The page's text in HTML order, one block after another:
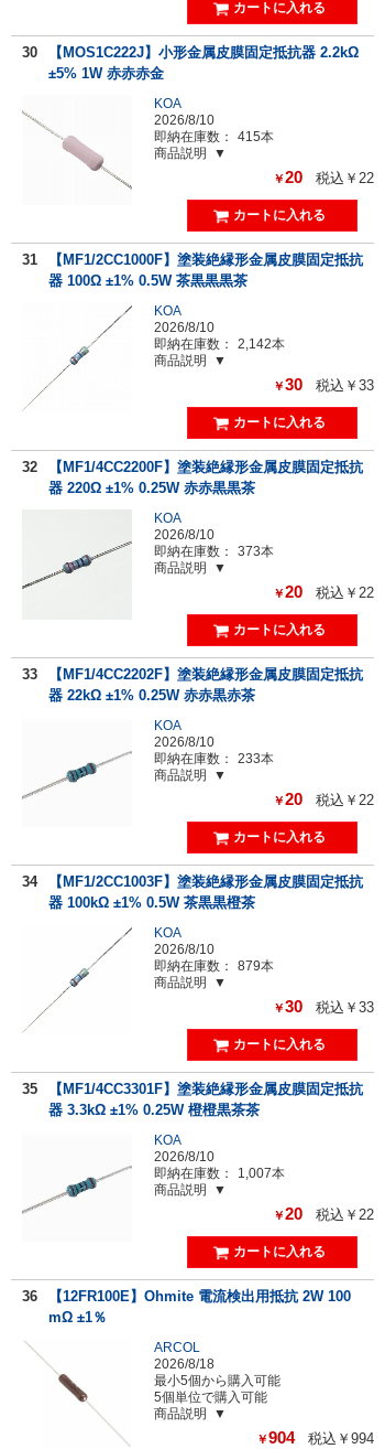
30
【MOS1C222J】小形金属皮膜固定抵抗器 2.2kΩ
±5% 1W 赤赤赤金
KOA
2026/8/10
即納在庫数：
415本
商品説明
￥20 税込￥22
31
【MF1/2CC1000F】塗装絶縁形金属皮膜固定抵抗
器 100Ω ±1% 0.5W 茶黒黒黒茶
KOA
2026/8/10
即納在庫数：
2,142本
商品説明
￥30 税込￥33
32
【MF1/4CC2200F】塗装絶縁形金属皮膜固定抵抗
器 220Ω ±1% 0.25W 赤赤黒黒茶
KOA
2026/8/10
即納在庫数：
373本
商品説明
￥20 税込￥22
33
【MF1/4CC2202F】塗装絶縁形金属皮膜固定抵抗
器 22kΩ ±1% 0.25W 赤赤黒赤茶
KOA
2026/8/10
即納在庫数：
233本
商品説明
￥20 税込￥22
34
【MF1/2CC1003F】塗装絶縁形金属皮膜固定抵抗
器 100kΩ ±1% 0.5W 茶黒黒橙茶
KOA
2026/8/10
即納在庫数：
879本
商品説明
￥30 税込￥33
35
【MF1/4CC3301F】塗装絶縁形金属皮膜固定抵抗
器 3.3kΩ ±1% 0.25W 橙橙黒茶茶
KOA
2026/8/10
即納在庫数：
1,007本
商品説明
￥20 税込￥22
36
【12FR100E】Ohmite 電流検出用抵抗 2W 100
mΩ ±1％
ARCOL
2026/8/18
最小5個から購入可能
5個単位で購入可能
商品説明
￥904 税込￥994